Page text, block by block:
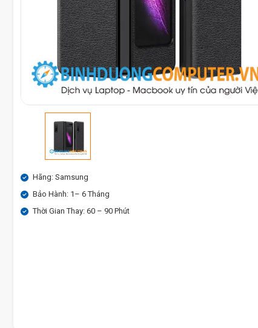
Hãng: Samsung
Bảo Hành: 1– 6 Tháng
Thời Gian Thay: 60 – 90 Phút